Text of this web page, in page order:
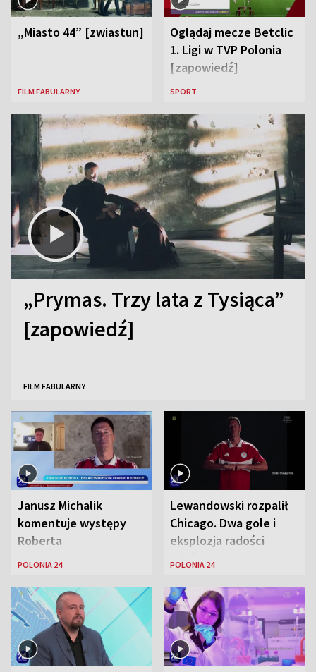
„Miasto 44” [zwiastun]
FILM FABULARNY
Oglądaj mecze Betclic
1. Ligi w TVP Polonia
[zapowiedź]
SPORT
„Prymas. Trzy lata z Tysiąca”
[zapowiedź]
FILM FABULARNY
Janusz Michalik
komentuje występy
Roberta
Lewandowskiego w
Zjednoczonych
POLONIA 24
Lewandowski rozpalił
Chicago. Dwa gole i
eksplozja radości
wśród Polonii
POLONIA 24